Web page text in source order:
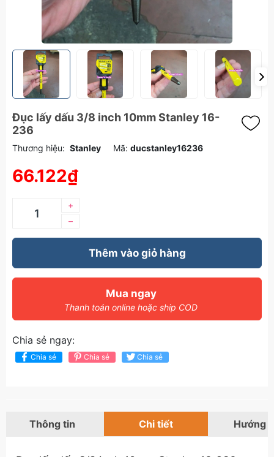
Đục lấy dấu 3/8 inch 10mm Stanley 16-
236
Thương hiệu: Stanley Mã: ducstanley16236
66.122₫
–
+
Thêm vào giỏ hàng
Mua ngay
Thanh toán online hoặc ship COD
Chia sẻ ngay:
Chia sẻ Chia sẻ Chia sẻ
Thông tin Chi tiết Hướng